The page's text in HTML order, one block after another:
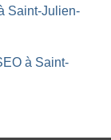
Saint-Julien-
à Saint-